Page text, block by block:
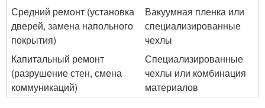
Средний ремонт (установка
дверей, замена напольного
покрытия)
Вакуумная пленка или
специализированные
чехлы
Капитальный ремонт
(разрушение стен, смена
коммуникаций)
Специализированные
чехлы или комбинация
материалов